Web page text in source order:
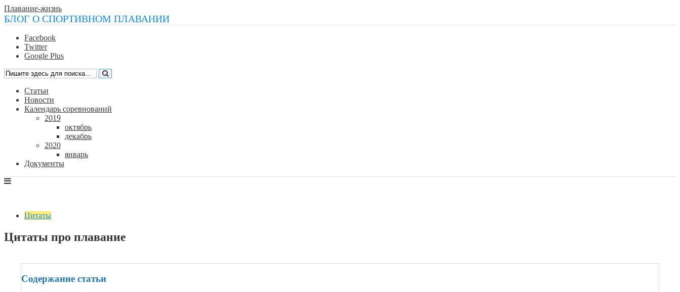
Плавание-жизнь
БЛОГ О СПОРТИВНОМ ПЛАВАНИИ
Facebook
Twitter
Google Plus
Статьи
Новости
Календарь соревнований
2019
октябрь
декабрь
2020
январь
Документы
Цитаты
Цитаты про плавание
Содержание статьи